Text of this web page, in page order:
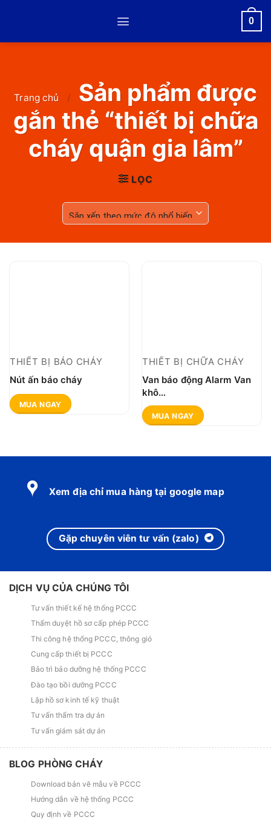
0
Trang chủ /
Sản phẩm được
gắn thẻ “thiết bị chữa
cháy quận gia lâm”
LỌC
THIẾT BỊ BÁO CHÁY
Nút ấn báo cháy
MUA NGAY
THIẾT BỊ CHỮA CHÁY
Van báo động Alarm Van
khô
ZSFC65/80/100/125/150
MUA NGAY
Xem địa chỉ mua hàng tại google map
Gặp chuyên viên tư vấn (zalo)
DỊCH VỤ CỦA CHÚNG TÔI
Tư vấn thiết kế hệ thống PCCC
Thẩm duyệt hồ sơ cấp phép PCCC
Thi công hệ thống PCCC, thông gió
Cung cấp thiết bị PCCC
Bảo trì bảo dưỡng hệ thống PCCC
Đào tạo bồi dưỡng PCCC
Lập hồ sơ kinh tế kỹ thuật
Tư vấn thẩm tra dự án
Tư vấn giám sát dự án
BLOG PHÒNG CHÁY
Download bản vẽ mẫu về PCCC
Hướng dẫn về hệ thống PCCC
Quy định về PCCC